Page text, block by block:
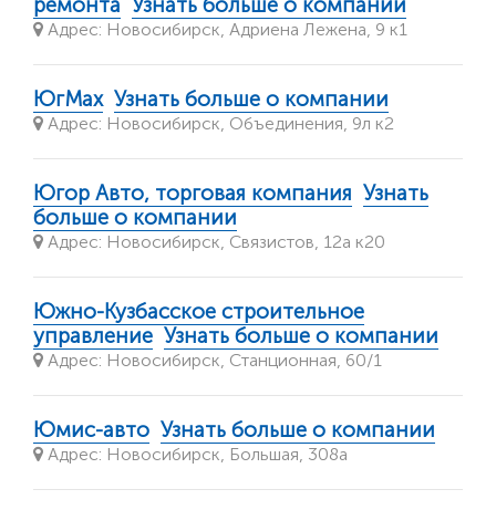
Адрес: Новосибирск, Адриена Лежена, 9 к1
ЮгMax Узнать больше о компании
Адрес: Новосибирск, Объединения, 9л к2
Югор Авто, торговая компания Узнать
больше о компании
Адрес: Новосибирск, Связистов, 12а к20
Южно-Кузбасское строительное
управление Узнать больше о компании
Адрес: Новосибирск, Станционная, 60/1
Юмис-авто Узнать больше о компании
Адрес: Новосибирск, Большая, 308а